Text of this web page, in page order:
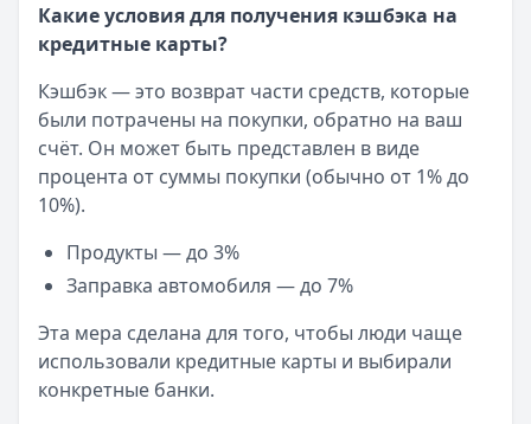
Какие условия для получения кэшбэка на
кредитные карты?
Кэшбэк — это возврат части средств, которые
были потрачены на покупки, обратно на ваш
счёт. Он может быть представлен в виде
процента от суммы покупки (обычно от 1% до
10%).
Продукты — до 3%
Заправка автомобиля — до 7%
Эта мера сделана для того, чтобы люди чаще
использовали кредитные карты и выбирали
конкретные банки.